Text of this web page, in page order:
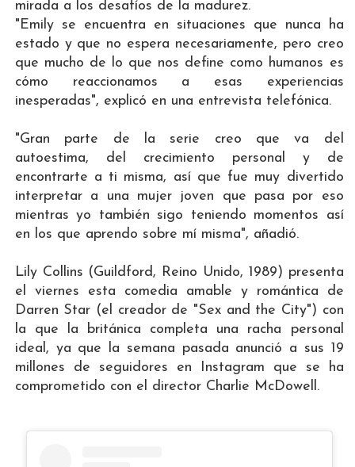
mirada a los desafíos de la madurez.
"Emily se encuentra en situaciones que nunca ha
estado y que no espera necesariamente, pero creo
que mucho de lo que nos define como humanos es
cómo reaccionamos a esas experiencias
inesperadas", explicó en una entrevista telefónica.
"Gran parte de la serie creo que va del
autoestima, del crecimiento personal y de
encontrarte a ti misma, así que fue muy divertido
interpretar a una mujer joven que pasa por eso
mientras yo también sigo teniendo momentos así
en los que aprendo sobre mí misma", añadió.
Lily Collins (Guildford, Reino Unido, 1989) presenta
el viernes esta comedia amable y romántica de
Darren Star (el creador de "Sex and the City") con
la que la británica completa una racha personal
ideal, ya que la semana pasada anunció a sus 19
millones de seguidores en Instagram que se ha
comprometido con el director Charlie McDowell.